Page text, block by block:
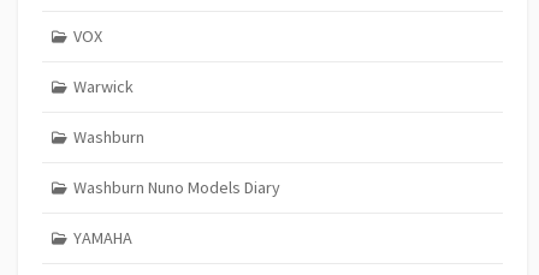
VOX
Warwick
Washburn
Washburn Nuno Models Diary
YAMAHA